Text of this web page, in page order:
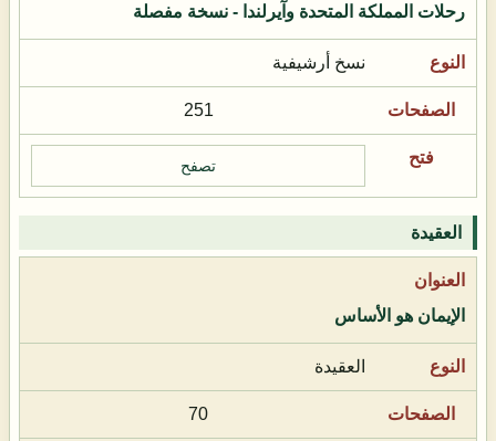
رحلات المملكة المتحدة وآيرلندا - نسخة مفصلة
نسخ أرشيفية
251
تصفح
العقيدة
الإيمان هو الأساس
العقيدة
70